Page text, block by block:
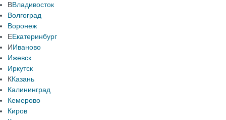
ВВладивосток
Волгоград
Воронеж
ЕЕкатеринбург
ИИваново
Ижевск
Иркутск
ККазань
Калининград
Кемерово
Киров